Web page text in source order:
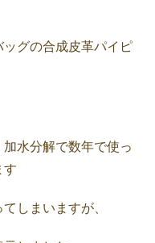
グの合成皮革パイピ
水分解で数年で使っ
す
しまいますが、